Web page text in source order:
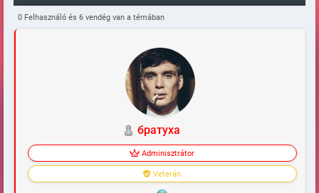
nézhető az új Grand Theft Auto előzetes! (Megtekintve 108602
0 Felhasználó és 6 vendég van a témában
братуха
Adminisztrátor
Veterán